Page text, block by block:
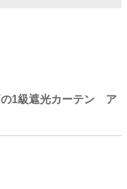
の1級遮光カーテン ア